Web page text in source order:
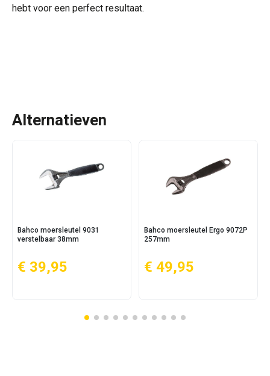
hebt voor een perfect resultaat.
Alternatieven
Bahco moersleutel 9031
verstelbaar 38mm
€ 39,95
Bahco moersleutel Ergo 9072P
257mm
€ 49,95